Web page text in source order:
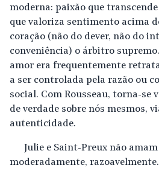
moderna: paixão que
que valoriza sentimento acima
coração (não do dever, não do
conveniência) o árbitro
amor era frequentemente
a ser controlada pela razão ou
social. Com Rousseau, torna-se
de verdade sobre nós mesmos,
autenticidade.
Julie e Saint-Preux não
moderadamente,